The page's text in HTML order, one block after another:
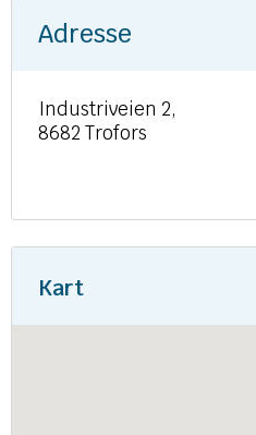
Adresse
Industriveien 2,
8682 Trofors
Kart